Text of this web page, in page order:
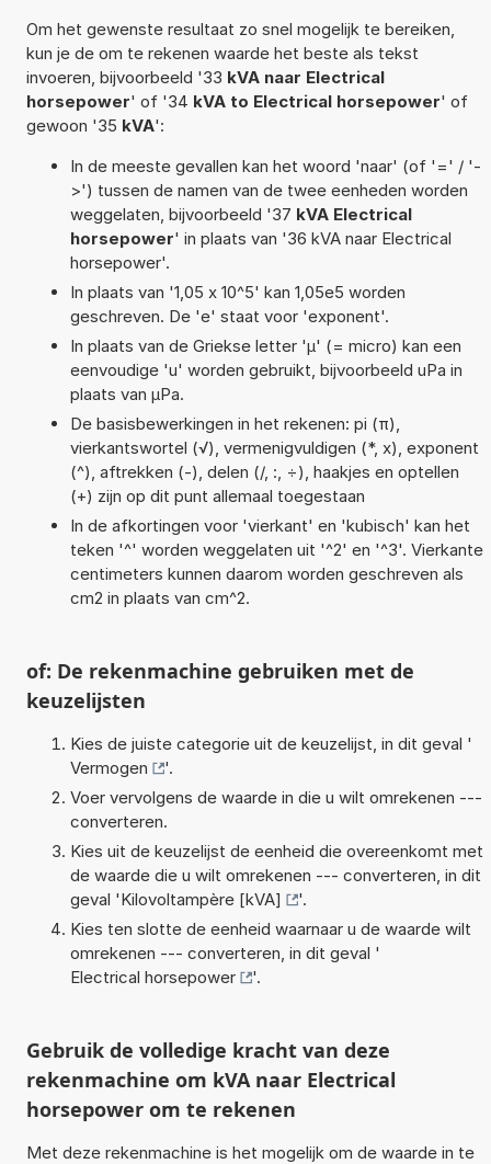
Om het gewenste resultaat zo snel mogelijk te bereiken,
kun je de om te rekenen waarde het beste als tekst
invoeren, bijvoorbeeld '33 kVA naar Electrical
horsepower' of '34 kVA to Electrical horsepower' of
gewoon '35 kVA':
In de meeste gevallen kan het woord 'naar' (of '=' / '-
>') tussen de namen van de twee eenheden worden
weggelaten, bijvoorbeeld '37 kVA Electrical
horsepower' in plaats van '36 kVA naar Electrical
horsepower'.
In plaats van '1,05 x 10^5' kan 1,05e5 worden
geschreven. De 'e' staat voor 'exponent'.
In plaats van de Griekse letter 'µ' (= micro) kan een
eenvoudige 'u' worden gebruikt, bijvoorbeeld uPa in
plaats van µPa.
De basisbewerkingen in het rekenen: pi (π),
vierkantswortel (√), vermenigvuldigen (*, x), exponent
(^), aftrekken (-), delen (/, :, ÷), haakjes en optellen
(+) zijn op dit punt allemaal toegestaan
In de afkortingen voor 'vierkant' en 'kubisch' kan het
teken '^' worden weggelaten uit '^2' en '^3'. Vierkante
centimeters kunnen daarom worden geschreven als
cm2 in plaats van cm^2.
of: De rekenmachine gebruiken met de
keuzelijsten
Kies de juiste categorie uit de keuzelijst, in dit geval '
Vermogen
'.
Voer vervolgens de waarde in die u wilt omrekenen ---
converteren.
Kies uit de keuzelijst de eenheid die overeenkomt met
de waarde die u wilt omrekenen --- converteren, in dit
geval 'Kilovoltampère [kVA]
'.
Kies ten slotte de eenheid waarnaar u de waarde wilt
omrekenen --- converteren, in dit geval '
Electrical horsepower
'.
Gebruik de volledige kracht van deze
rekenmachine om kVA naar Electrical
horsepower om te rekenen
Met deze rekenmachine is het mogelijk om de waarde in te